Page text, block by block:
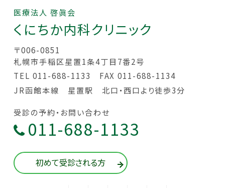
医療法人 啓眞会
くにちか内科クリニック
〒006-0851
札幌市手稲区星置1条4丁目7番2号
TEL 011-688-1133 FAX 011-688-1134
JR函館本線 星置駅 北口・西口より徒歩3分
受診の予約・お問い合わせ
011-688-1133
初めて受診される方